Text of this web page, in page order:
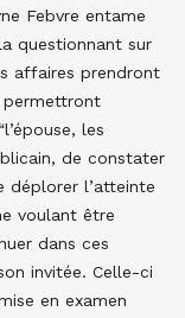
Febvre entame
questionnant sur
affaires prendront
permettront
les
de constater
déplorer l’atteinte
voulant être
dans ces
invitée. Celle-ci
en examen